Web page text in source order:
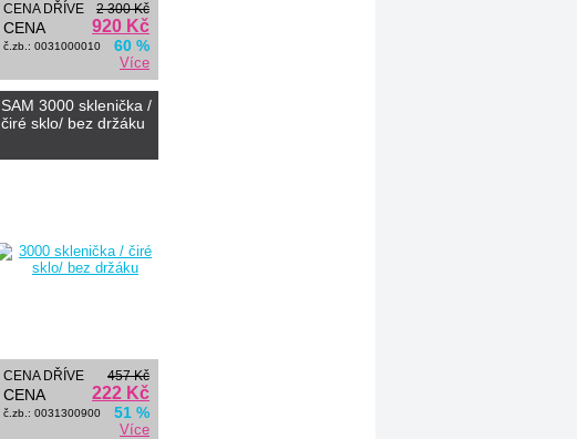
CENA DŘÍVE 2 300 Kč
CENA 920 Kč
č.zb.: 0031000010 60 %
Více
SAM 3000 sklenička /
čiré sklo/ bez držáku
CENA DŘÍVE 457 Kč
CENA 222 Kč
č.zb.: 0031300900 51 %
Více